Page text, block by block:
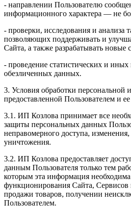
- направлении Пользователю
информационного характера — не
- проверки, исследования и анализа
позволяющих поддерживать и
Сайта, а также разрабатывать новые
- проведение статистических и
обезличенных данных.
3. Условия обработки персональной
предоставленной Пользователем и
3.1. ИП Козлова принимает все
защиты персональных данных
неправомерного доступа,
уничтожения.
3.2. ИП Козлова предоставляет
данным Пользователя только тем
которым эта информация
функционирования Сайта, Сервисов
продажи товаров, получении
Пользователем.